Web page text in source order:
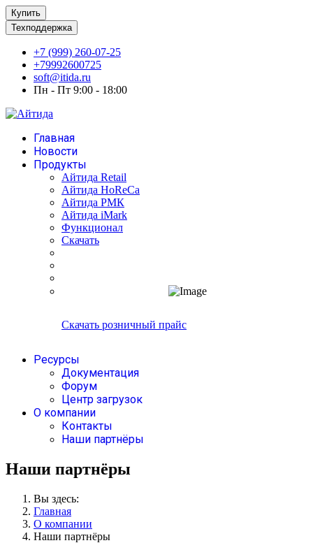
Купить
Техподдержка
+7 (999) 260-07-25
+79992600725
soft@itida.ru
Пн - Пт 9:00 - 18:00
Главная
Новости
Продукты
Айтида Retail
Айтида HoReCa
Айтида РМК
Айтида iMark
Функционал
Скачать
Скачать розничный прайс
Ресурсы
Документация
Форум
Центр загрузок
О компании
Контакты
Наши партнёры
Наши партнёры
Вы здесь:
Главная
О компании
Наши партнёры